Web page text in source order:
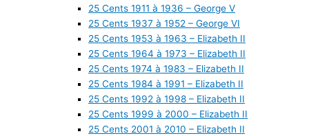
25 Cents 1911 à 1936 – George V
25 Cents 1937 à 1952 – George VI
25 Cents 1953 à 1963 – Elizabeth II
25 Cents 1964 à 1973 – Elizabeth II
25 Cents 1974 à 1983 – Elizabeth II
25 Cents 1984 à 1991 – Elizabeth II
25 Cents 1992 à 1998 – Elizabeth II
25 Cents 1999 à 2000 – Elizabeth II
25 Cents 2001 à 2010 – Elizabeth II